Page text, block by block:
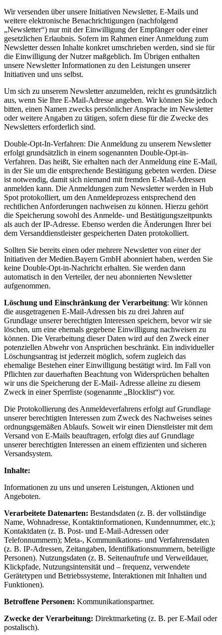
Wir versenden über unsere Initiativen Newsletter, E-Mails und
weitere elektronische Benachrichtigungen (nachfolgend
„Newsletter“) nur mit der Einwilligung der Empfänger oder einer
gesetzlichen Erlaubnis. Sofern im Rahmen einer Anmeldung zum
Newsletter dessen Inhalte konkret umschrieben werden, sind sie für
die Einwilligung der Nutzer maßgeblich. Im Übrigen enthalten
unsere Newsletter Informationen zu den Leistungen unserer
Initiativen und uns selbst.
Um sich zu unserem Newsletter anzumelden, reicht es grundsätzlich
aus, wenn Sie Ihre E-Mail-Adresse angeben. Wir können Sie jedoch
bitten, einen Namen zwecks persönlicher Ansprache im Newsletter
oder weitere Angaben zu tätigen, sofern diese für die Zwecke des
Newsletters erforderlich sind.
Double-Opt-In-Verfahren: Die Anmeldung zu unserem Newsletter
erfolgt grundsätzlich in einem sogenannten Double-Opt-in-
Verfahren. Das heißt, Sie erhalten nach der Anmeldung eine E-Mail,
in der Sie um die entsprechende Bestätigung gebeten werden. Diese
ist notwendig, damit sich niemand mit fremden E-Mail-Adressen
anmelden kann. Die Anmeldungen zum Newsletter werden in Hub
Spot protokolliert, um den Anmeldeprozess entsprechend den
rechtlichen Anforderungen nachweisen zu können. Hierzu gehört
die Speicherung sowohl des Anmelde- und Bestätigungszeitpunkts
als auch der IP-Adresse. Ebenso werden die Änderungen Ihrer bei
dem Versanddienstleister gespeicherten Daten protokolliert.
Sollten Sie bereits einen oder mehrere Newsletter von einer der
Initiativen der Medien.Bayern GmbH abonniert haben, werden Sie
keine Double-Opt-in-Nachricht erhalten. Sie werden dann
automatisch in den Verteiler, der neu abonnierten Newsletter
aufgenommen.
Löschung und Einschränkung der Verarbeitung: Wir können
die ausgetragenen E-Mail-Adressen bis zu drei Jahren auf
Grundlage unserer berechtigten Interessen speichern, bevor wir sie
löschen, um eine ehemals gegebene Einwilligung nachweisen zu
können. Die Verarbeitung dieser Daten wird auf den Zweck einer
potenziellen Abwehr von Ansprüchen beschränkt. Ein individueller
Löschungsantrag ist jederzeit möglich, sofern zugleich das
ehemalige Bestehen einer Einwilligung bestätigt wird. Im Fall von
Pflichten zur dauerhaften Beachtung von Widersprüchen behalten
wir uns die Speicherung der E-Mail- Adresse alleine zu diesem
Zweck in einer Sperrliste (sogenannte „Blocklist“) vor.
Die Protokollierung des Anmeldeverfahrens erfolgt auf Grundlage
unserer berechtigten Interessen zum Zweck des Nachweises seines
ordnungsgemäßen Ablaufs. Soweit wir einen Dienstleister mit dem
Versand von E-Mails beauftragen, erfolgt dies auf Grundlage
unserer berechtigten Interessen an einem effizienten und sicheren
Versandsystem.
Inhalte:
Informationen zu uns und unseren Leistungen, Aktionen und
Angeboten.
Verarbeitete Datenarten: Bestandsdaten (z. B. der vollständige
Name, Wohnadresse, Kontaktinformationen, Kundennummer, etc.);
Kontaktdaten (z. B. Post- und E-Mail-Adressen oder
Telefonnummern); Meta-, Kommunikations- und Verfahrensdaten
(z. B. IP-Adressen, Zeitangaben, Identifikationsnummern, beteiligte
Personen). Nutzungsdaten (z. B. Seitenaufrufe und Verweildauer,
Klickpfade, Nutzungsintensität und – frequenz, verwendete
Gerätetypen und Betriebssysteme, Interaktionen mit Inhalten und
Funktionen).
Betroffene Personen: Kommunikationspartner.
Zwecke der Verarbeitung: Direktmarketing (z. B. per E-Mail oder
postalisch).